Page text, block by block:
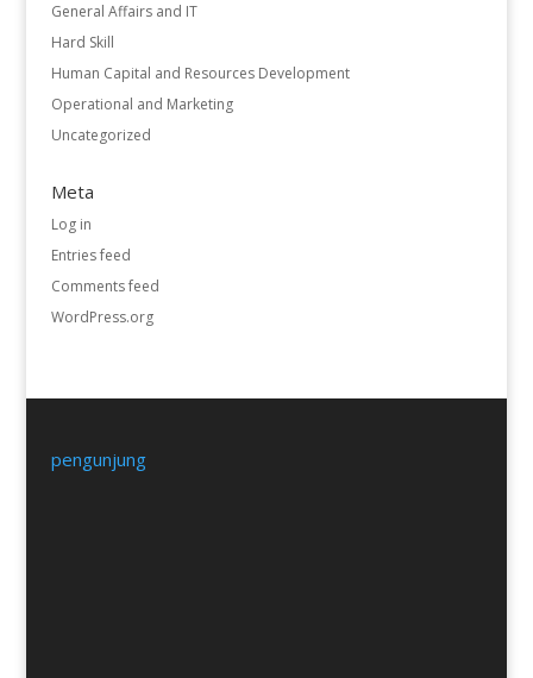
General Affairs and IT
Hard Skill
Human Capital and Resources Development
Operational and Marketing
Uncategorized
Meta
Log in
Entries feed
Comments feed
WordPress.org
pengunjung